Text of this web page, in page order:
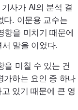
사가 AI의 분석 결
다. 이문용 교수는
향을 미치기 때문에
말을 이었다.
을 미칠 수 있는 건
가하는 요인 중 하나
있기 때문에 큰 영